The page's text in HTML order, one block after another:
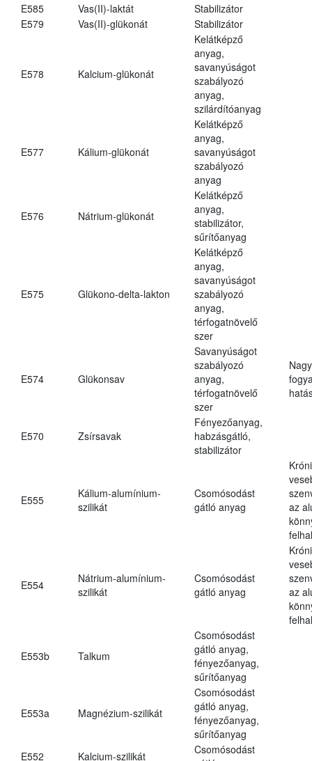
E585 Vas(II)-laktát
Stabilizátor
E579
Vas(II)-glükonát Stabilizátor
E578 Kalcium-glükonát
Kelátképző
anyag,
savanyúságot
szabályozó
anyag,
szilárdítóanyag
E577 Kálium-glükonát
Kelátképző
anyag,
savanyúságot
szabályozó
anyag
E576 Nátrium-glükonát
Kelátképző
anyag,
stabilizátor,
sűrítőanyag
E575 Glükono-delta-lakton
Kelátképző
anyag,
savanyúságot
szabályozó
anyag,
térfogatnövelő
szer
E574 Glükonsav
Savanyúságot
szabályozó
anyag,
térfogatnövelő
szer
E570 Zsírsavak
Fényezőanyag,
habzásgátló,
stabilizátor
E555
Kálium-alumínium-
szilikát
Csomósodást
gátló anyag
az
E554
Nátrium-alumínium-
szilikát
Csomósodást
gátló anyag
az
E553b Talkum
Csomósodást
gátló anyag,
fényezőanyag,
sűrítőanyag
E553a Magnézium-szilikát
Csomósodást
gátló anyag,
fényezőanyag,
sűrítőanyag
E552
Kalcium-szilikát
Csomósodást